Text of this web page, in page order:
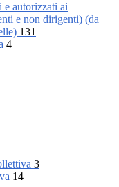
autorizzati ai
e non dirigenti) (da
131
4
3
14